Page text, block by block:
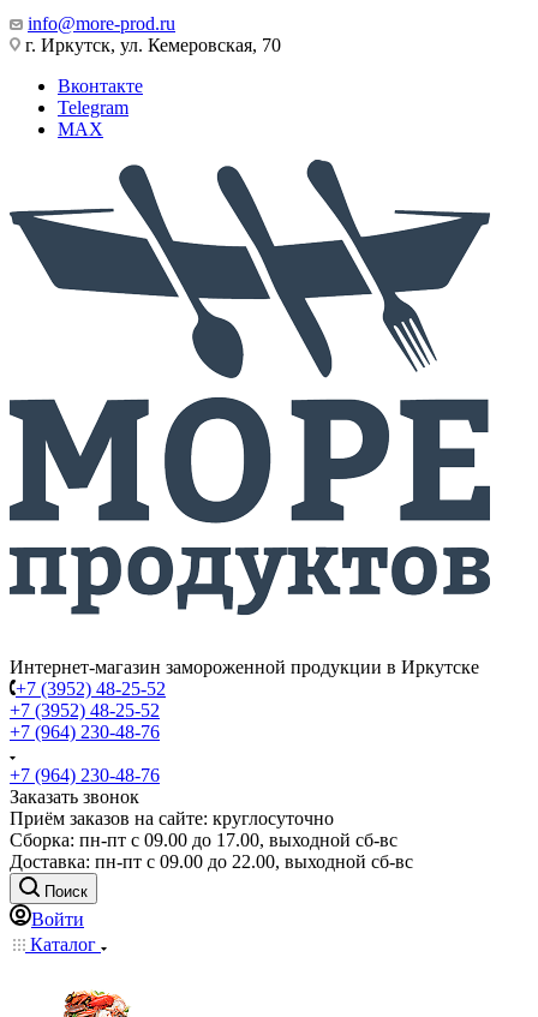
info@more-prod.ru
г. Иркутск, ул. Кемеровская, 70
Вконтакте
Telegram
MAX
Интернет-магазин замороженной продукции в Иркутске
+7 (3952) 48-25-52
+7 (3952) 48-25-52
+7 (964) 230-48-76
+7 (964) 230-48-76
Заказать звонок
Приём заказов на сайте: круглосуточно
Сборка: пн-пт с 09.00 до 17.00, выходной сб-вс
Доставка: пн-пт с 09.00 до 22.00, выходной сб-вс
Поиск
Войти
Каталог